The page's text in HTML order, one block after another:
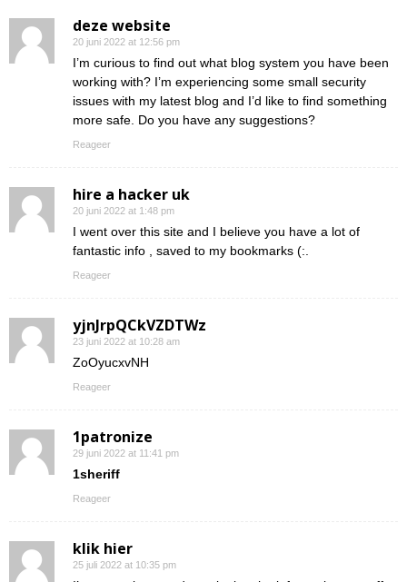
deze website
20 juni 2022 at 12:56 pm
I’m curious to find out what blog system you have been
working with? I’m experiencing some small security
issues with my latest blog and I’d like to find something
more safe. Do you have any suggestions?
Reageer
hire a hacker uk
20 juni 2022 at 1:48 pm
I went over this site and I believe you have a lot of
fantastic info , saved to my bookmarks (:.
Reageer
yjnJrpQCkVZDTWz
23 juni 2022 at 10:28 am
ZoOyucxvNH
Reageer
1patronize
29 juni 2022 at 11:41 pm
1sheriff
Reageer
klik hier
25 juli 2022 at 10:35 pm